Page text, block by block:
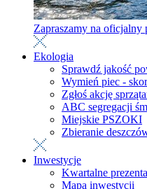
Zapraszamy na
Ekologia
Sprawdź jakość
Wymień piec -
Zgłoś akcję
ABC segregacji
Miejskie PSZOKI
Zbieranie
Inwestycje
Kwartalne
Mapa inwestycji